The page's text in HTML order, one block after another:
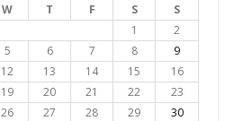
W T F S
S
1
2
5 6 7 8
9
12 13 14 15
16
19 20 21 22
23
26 27 28 29 30